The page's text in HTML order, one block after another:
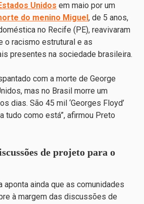
Unidos em maio por um
do menino Miguel , de 5 anos,
no Recife (PE), reavivaram
o racismo estrutural e as
presentes na sociedade brasileira.
com a morte de George
mas no Brasil morre um
dias. São 45 mil ‘Georges Floyd’
tudo como está”, afirmou Preto
de projeto para o
aponta ainda que as comunidades
à margem das discussões de